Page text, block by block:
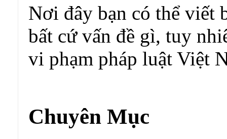
Nơi đây bạn có thể viết
bất cứ vấn đề gì, tuy
vi phạm pháp luật Việt
Chuyên Mục